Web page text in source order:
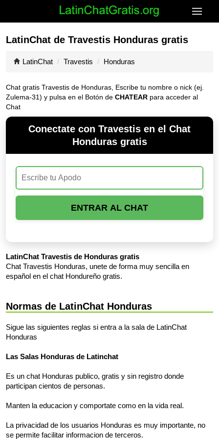
LatinChat de Travestis Honduras gratis
LatinChat Travestis Honduras
Chat gratis Travestis de Honduras, Escribe tu nombre o nick (ej.
Zulema-31) y pulsa en el Botón de CHATEAR para acceder al
Chat
Conectate con Travestis en el Chat
Honduras gratis
ENTRAR AL CHAT
LatinChat Travestis de Honduras gratis
Chat Travestis Honduras, unete de forma muy sencilla en
español en el chat Hondureño gratis.
Normas de LatinChat Honduras
Sigue las siguientes reglas si entra a la sala de LatinChat
Honduras
Las Salas Honduras de Latinchat
Es un chat Honduras publico, gratis y sin registro donde
participan cientos de personas.
Manten la educacion y comportate como en la vida real.
La privacidad de los usuarios Honduras es muy importante, no
se permite facilitar informacion de terceros.